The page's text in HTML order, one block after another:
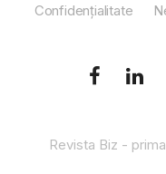
Confidențialitate
Revista Biz -